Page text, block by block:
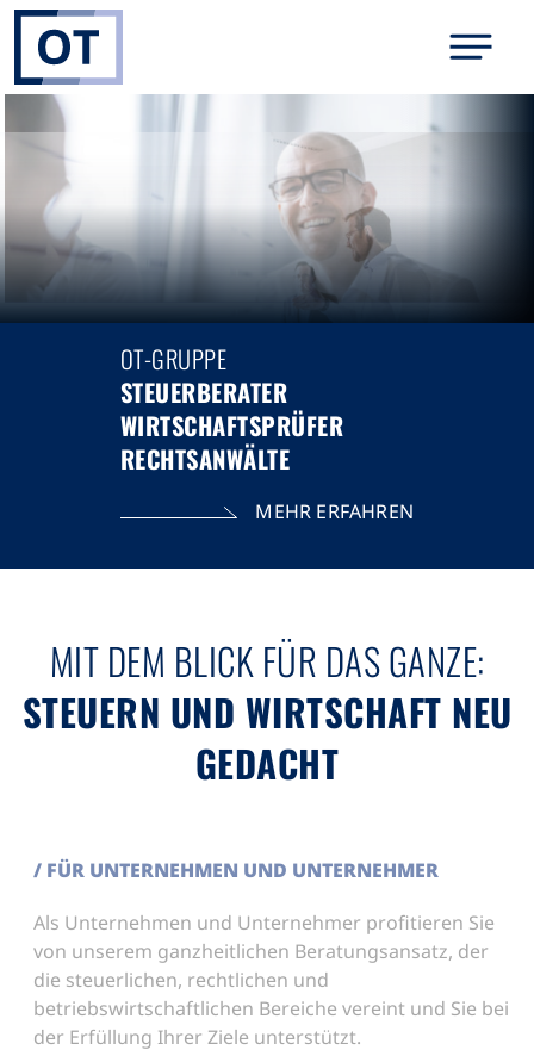
OT-GRUPPE
STEUERBERATER
WIRTSCHAFTSPRÜFER
RECHTSANWÄLTE
MEHR ERFAHREN
MIT DEM BLICK FÜR DAS GANZE:
STEUERN UND WIRTSCHAFT NEU
GEDACHT
/ FÜR UNTERNEHMEN UND UNTERNEHMER
Als Unternehmen und Unternehmer profitieren Sie
von unserem ganzheitlichen Beratungsansatz, der
die steuerlichen, rechtlichen und
betriebswirtschaftlichen Bereiche vereint und Sie bei
der Erfüllung Ihrer Ziele unterstützt.